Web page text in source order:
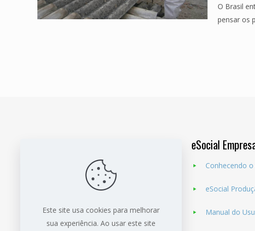
O Brasil
pensar os
medicina e segurança do trabalho, com
treinamentos, assessorias e com cursos
eSocial
Conhecendo
eSocial
Manual do
Este site usa cookies para melhorar
sua experiência. Ao usar este site